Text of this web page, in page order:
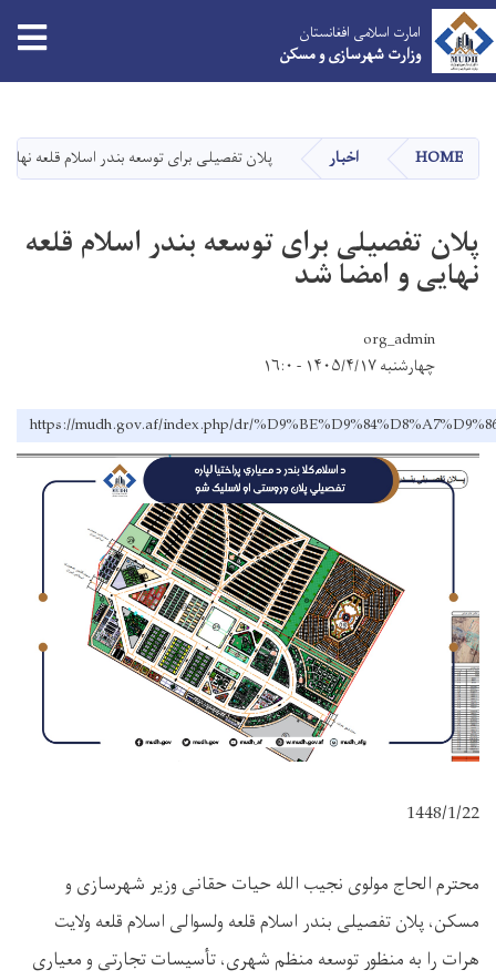
main
content
امارت اسلامی افغانستان
وزارت شهرسازی و مسکن
HOME اخبار پلان تفصیلی برای توسعه بندر اسلام قلعه
پلان تفصیلی برای توسعه بندر اسلام قلعه
نهایی و امضا شد
org_admin
چهارشنبه ۱۴۰۵/۴/۱۷ - ۱۶:۰
https://mudh.gov.af/index.php/dr/
1448/1/22
محترم الحاج مولوی نجیب الله حیات حقانی وزیر شهرسازی و
مسکن، پلان تفصیلی بندر اسلام قلعه ولسوالی اسلام قلعه ولایت
هرات را به منظور توسعه منظم شهری، تأسیسات تجارتی و معیاری